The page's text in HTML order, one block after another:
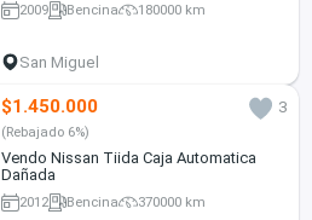
2009 Bencina 180000 km
San Miguel
$1.450.000 3
(Rebajado 6%)
Vendo Nissan Tiida Caja Automatica
Dañada
2012 Bencina 370000 km